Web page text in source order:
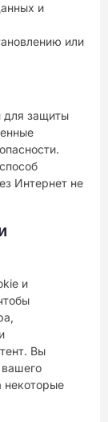
и
или
защиты
Интернет не
и
Вы
некоторые